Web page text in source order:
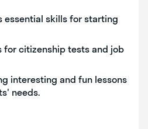
essential skills for starting
for citizenship tests and job
interesting and fun lessons
needs.